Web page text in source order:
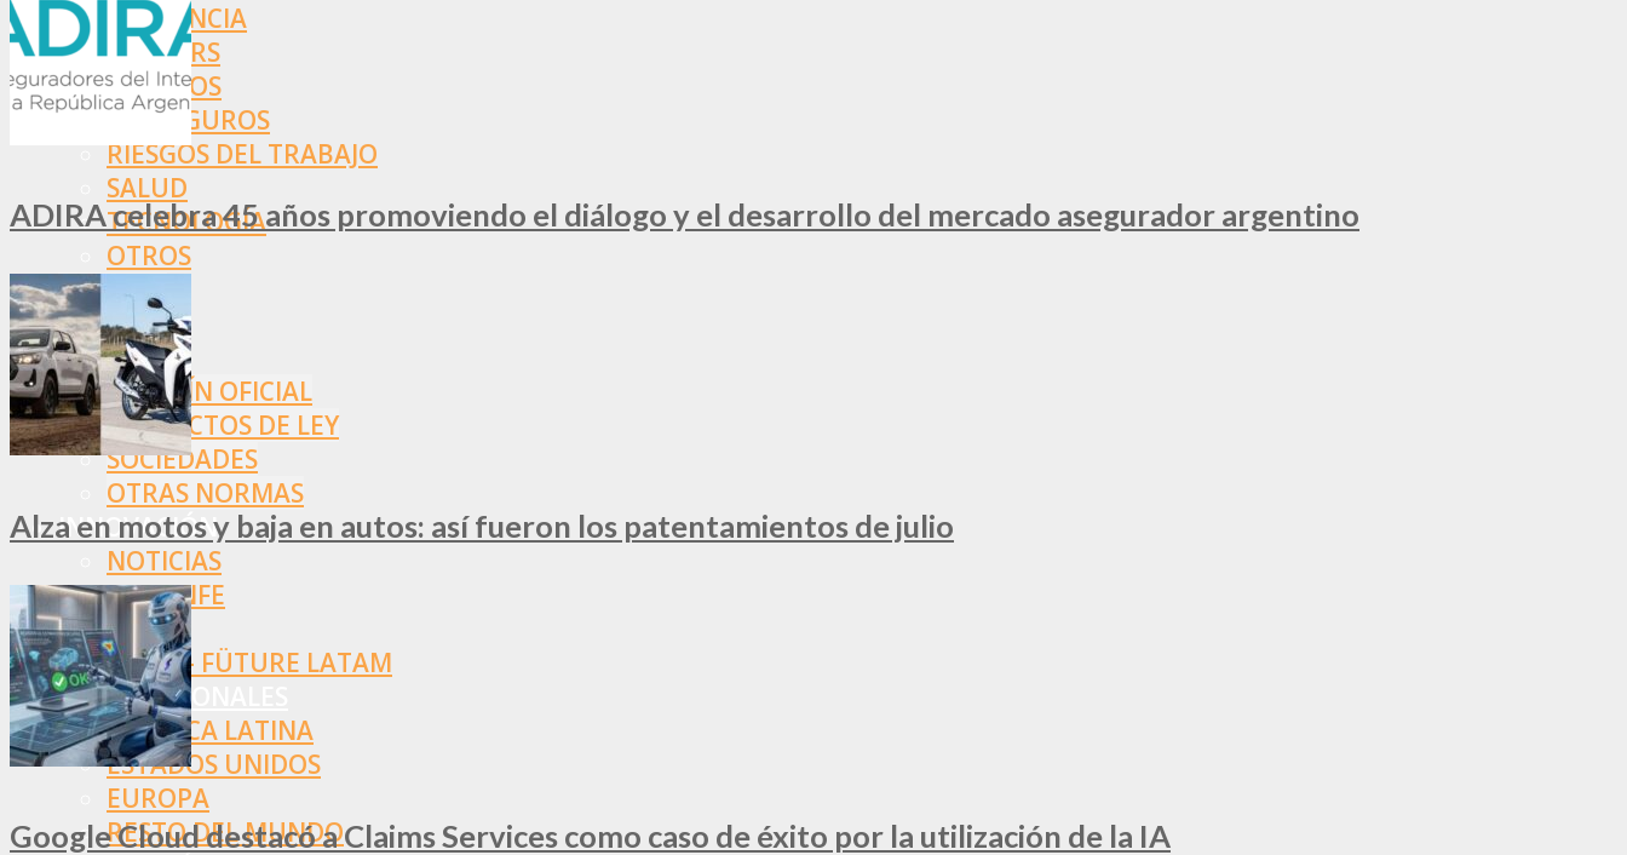
ASISTENCIA
BROKERS
SEGUROS
REASEGUROS
RIESGOS DEL TRABAJO
SALUD
TECNOLOGÍA
OTROS
NORMAS
SSN
SRT
BOLETÍN OFICIAL
PROYECTOS DE LEY
SOCIEDADES
OTRAS NORMAS
INNOVACIÓN
NOTICIAS
LA CONFE
ITC
INESE – FÜTURE LATAM
INTERNACIONALES
AMÉRICA LATINA
ESTADOS UNIDOS
EUROPA
RESTO DEL MUNDO
ADIRA celebra 45 años promoviendo el diálogo y el desarrollo del mercado asegurador argentino
Alza en motos y baja en autos: así fueron los patentamientos de julio
Google Cloud destacó a Claims Services como caso de éxito por la utilización de la IA